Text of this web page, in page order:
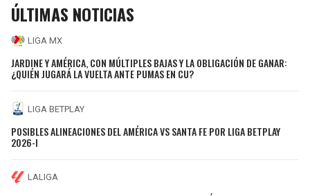
ÚLTIMAS NOTICIAS
LIGA MX
JARDINE Y AMÉRICA, CON MÚLTIPLES BAJAS Y LA OBLIGACIÓN DE GANAR:
¿QUIÉN JUGARÁ LA VUELTA ANTE PUMAS EN CU?
LIGA BETPLAY
POSIBLES ALINEACIONES DEL AMÉRICA VS SANTA FE POR LIGA BETPLAY
2026-I
LALIGA